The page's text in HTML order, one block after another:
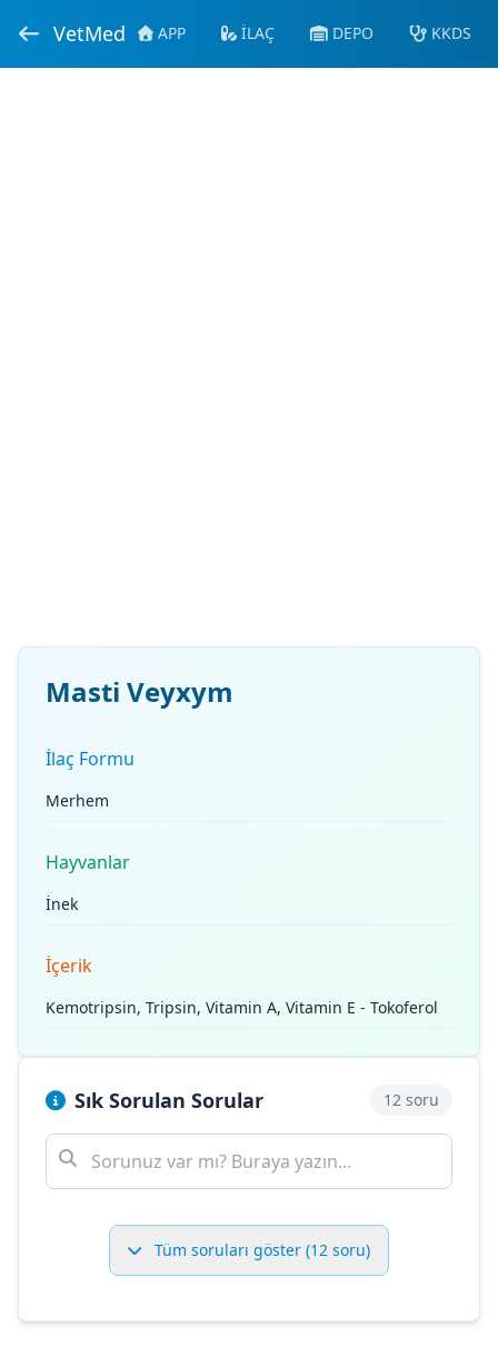
VetMed APP İLAÇ DEPO KKDS
Masti Veyxym
İlaç Formu
Merhem
Hayvanlar
İnek
İçerik
Kemotripsin, Tripsin, Vitamin A, Vitamin E - Tokoferol
Sık Sorulan Sorular 12 soru
Tüm soruları göster (12 soru)